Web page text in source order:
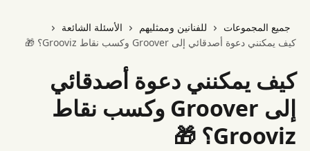
جميع المجموعات للفنانين وممثليهم
الأسئلة الشائعة
كيف يمكنني دعوة أصدقائي إلى Groover وكسب نقاط Grooviz؟ 🎁
كيف يمكنني دعوة أصدقائي
إلى Groover وكسب نقاط
Grooviz؟ 🎁